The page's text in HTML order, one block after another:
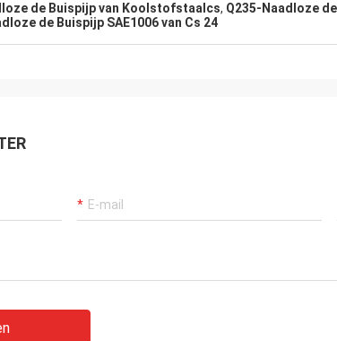
de Buispijp van Koolstofstaalcs, Q235-Naadloze
de Buispijp SAE1006 van Cs 24